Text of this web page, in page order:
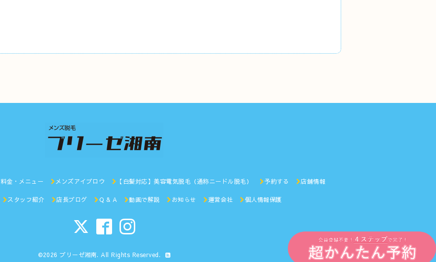
料金・メニュー メンズアイブロウ 【白髪対応】美容電気脱毛（通称ニードル脱毛） 予約する 店舗情報
スタッフ紹介 店長ブログ Q & A 動画で解説 お知らせ 運営会社 個人情報保護
©2026 ブリーゼ湘南. All Rights Reserved.